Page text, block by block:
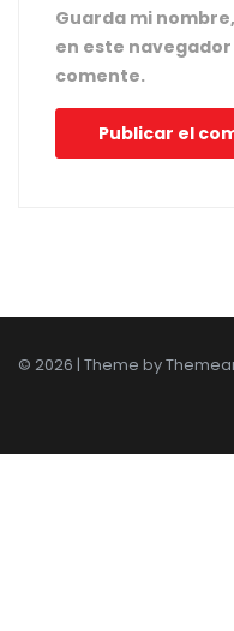
Guarda mi
en este
comente.
© 2026 | Theme by